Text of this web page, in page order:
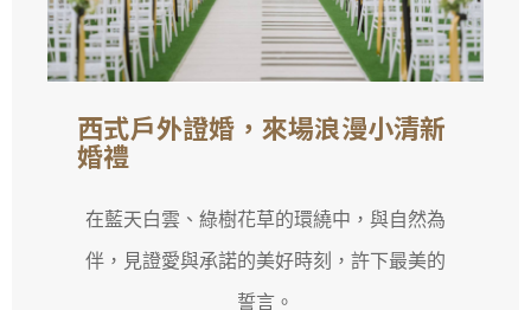
西式戶外證婚，來場浪漫小清新
婚禮
在藍天白雲、綠樹花草的環繞中，與自然為
伴，見證愛與承諾的美好時刻，許下最美的
誓言。